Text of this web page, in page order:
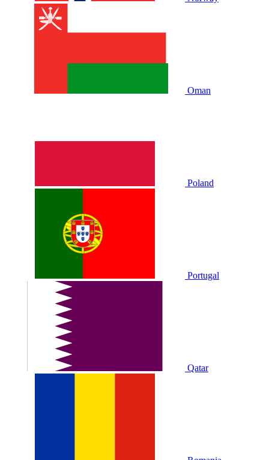
Oman
Poland
Portugal
Qatar